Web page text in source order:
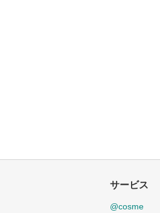
サービス
@cosme